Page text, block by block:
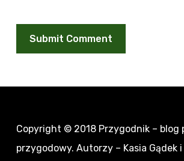
Copyright © 2018 Przygodnik – blog
przygodowy. Autorzy – Kasia Gądek